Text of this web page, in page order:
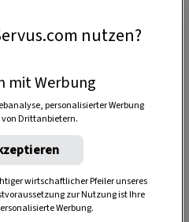
nutzen?
mit Werbung
personalisierter Werbung
Drittanbietern.
wirtschaftlicher Pfeiler unseres
zur Nutzung ist Ihre
Werbung.